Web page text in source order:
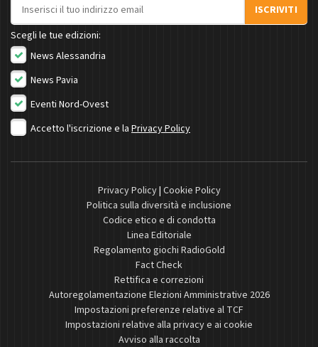
ISCRIVITI
Scegli le tue edizioni:
News Alessandria
News Pavia
Eventi Nord-Ovest
Accetto l'iscrizione e la Privacy Policy
Privacy Policy| Cookie Policy
Politica sulla diversità e inclusione
Codice etico e di condotta
Linea Editoriale
Regolamento giochi RadioGold
Fact Check
Rettifica e correzioni
Autoregolamentazione Elezioni Amministrative 2026
Impostazioni preferenze relative al TCF
Impostazioni relative alla privacy e ai cookie
Avviso alla raccolta